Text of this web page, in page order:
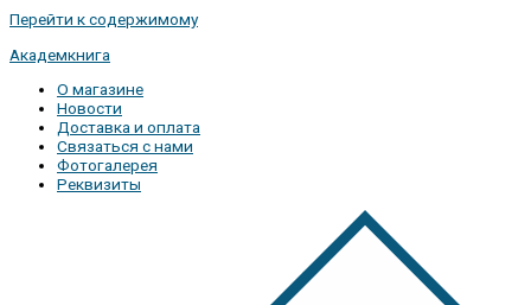
Перейти к содержимому
Академкнига
О магазине
Новости
Доставка и оплата
Связаться с нами
Фотогалерея
Реквизиты